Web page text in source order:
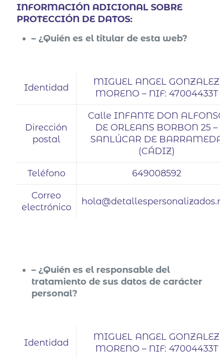
INFORMACIÓN ADICIONAL SOBRE
PROTECCIÓN DE DATOS:
– ¿Quién es el titular de esta web?
Identidad
MIGUEL ANGEL GONZALEZ
MORENO – NIF: 47004433T
Dirección
postal
Calle INFANTE DON
DE ORLEANS BORBON 25 –
SANLÚCAR DE
(CÁDIZ)
Teléfono 649008592
Correo
electrónico
– ¿Quién es el responsable del
tratamiento de sus datos de carácter
personal?
Identidad
MIGUEL ANGEL GONZALEZ
MORENO – NIF: 47004433T